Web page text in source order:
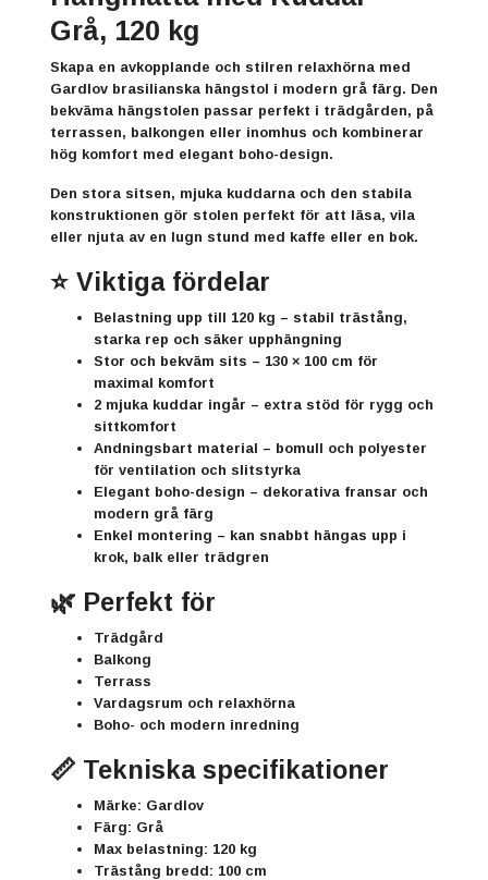
Grå, 120 kg
Skapa en avkopplande och stilren relaxhörna med
Gardlov brasilianska hängstol i modern grå färg. Den
bekväma hängstolen passar perfekt i trädgården, på
terrassen, balkongen eller inomhus och kombinerar
hög komfort med elegant boho-design.
Den stora sitsen, mjuka kuddarna och den stabila
konstruktionen gör stolen perfekt för att läsa, vila
eller njuta av en lugn stund med kaffe eller en bok.
⭐ Viktiga fördelar
Belastning upp till 120 kg – stabil trästång,
starka rep och säker upphängning
Stor och bekväm sits – 130 × 100 cm för
maximal komfort
2 mjuka kuddar ingår – extra stöd för rygg och
sittkomfort
Andningsbart material – bomull och polyester
för ventilation och slitstyrka
Elegant boho-design – dekorativa fransar och
modern grå färg
Enkel montering – kan snabbt hängas upp i
krok, balk eller trädgren
🌿 Perfekt för
Trädgård
Balkong
Terrass
Vardagsrum och relaxhörna
Boho- och modern inredning
📏 Tekniska specifikationer
Märke: Gardlov
Färg: Grå
Max belastning: 120 kg
Trästång bredd: 100 cm